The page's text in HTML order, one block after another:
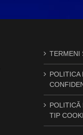
TERMENI
POLITICA
POLITICĂ
TIP